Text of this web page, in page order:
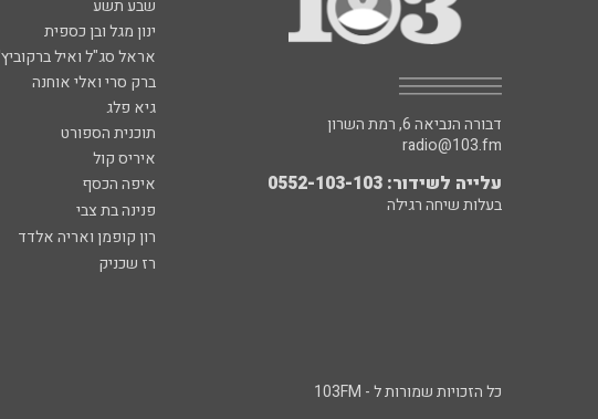
שבע תשע
ינון מגל ובן כספית
אראל סג"ל ואיל
ברק סרי ואלי אוחנה
גיא פלג
תוכנית הספורט
איריס קול
איפה הכסף
פנינה בת צבי
רון קופמן ואריה אלדד
רז שכניק
דבורה הנביאה 6, רמת השרון
radio@103.fm
עלייה לשידור: 0552-103-103
בעלות שיחה רגילה
כל הזכויות שמורות ל - 103FM